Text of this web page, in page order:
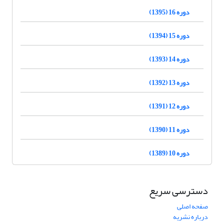
دوره 16 (1395)
دوره 15 (1394)
دوره 14 (1393)
دوره 13 (1392)
دوره 12 (1391)
دوره 11 (1390)
دوره 10 (1389)
دسترسی سریع
صفحه اصلی
درباره نشریه